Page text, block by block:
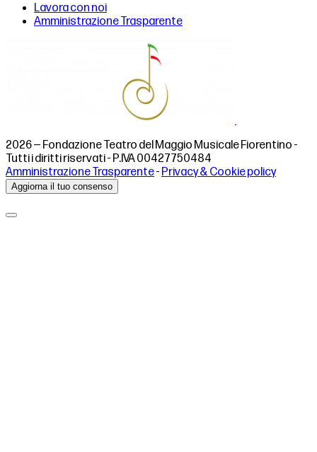
Lavora con noi
Amministrazione Trasparente
2026 — Fondazione Teatro del Maggio Musicale Fiorentino -
Tutti i diritti riservati - P.IVA 00427750484
Amministrazione Trasparente- Privacy & Cookie policy
Aggiorna il tuo consenso